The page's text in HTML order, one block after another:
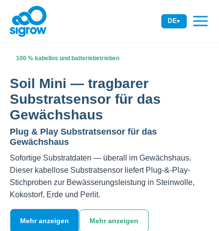
Inhalt
springen
DE▾
100 % kabellos und batteriebetrieben
Soil Mini — tragbarer
Substratsensor für das
Gewächshaus
Plug & Play Substratsensor für das
Gewächshaus
Sofortige Substratdaten — überall im Gewächshaus.
Dieser kabellose Substratsensor liefert Plug-&-Play-
Stichproben zur Bewässerungsleistung in Steinwolle,
Kokostorf, Erde und Perlit.